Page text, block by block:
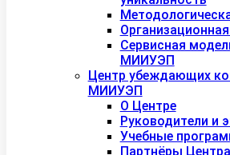
Сервисная
МИИУЭП
Центр убеждающих
МИИУЭП
О Центре
Руководители и
Учебные
Партнёры Центра